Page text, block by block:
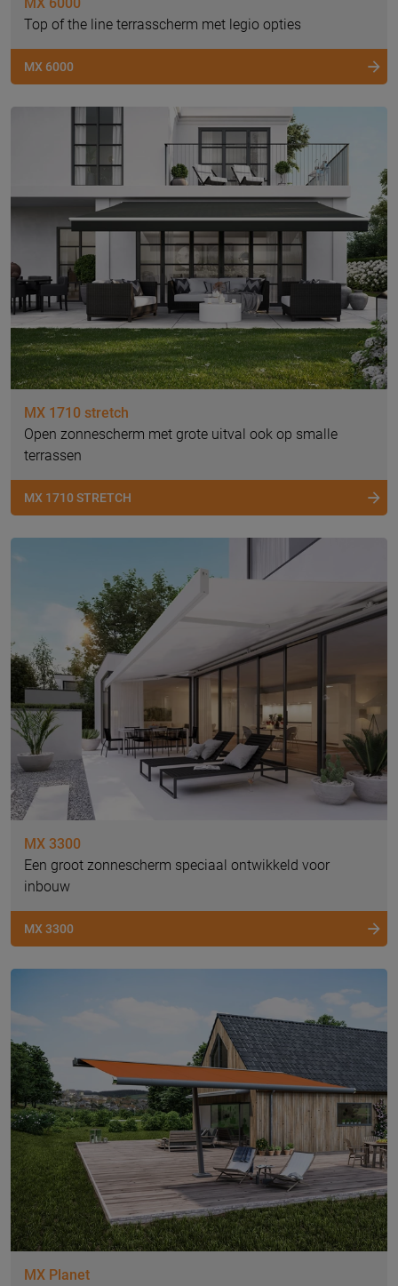
Top of the line terrasscherm met legio opties
MX 6000
MX 1710 stretch
Open zonnescherm met grote uitval ook op smalle
terrassen
MX 1710 STRETCH
MX 3300
Een groot zonnescherm speciaal ontwikkeld voor
inbouw
MX 3300
MX Planet